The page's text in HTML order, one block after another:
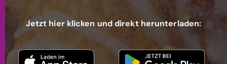
Jetzt hier klicken und direkt herunterladen: